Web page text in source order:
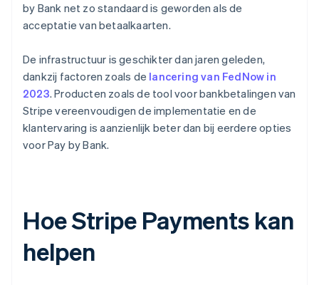
by Bank net zo standaard is geworden als de
acceptatie van betaalkaarten.
De infrastructuur is geschikter dan jaren geleden,
dankzij factoren zoals de lancering van FedNow in
2023. Producten zoals de tool voor bankbetalingen van
Stripe vereenvoudigen de implementatie en de
klantervaring is aanzienlijk beter dan bij eerdere opties
voor Pay by Bank.
Hoe Stripe Payments kan
helpen